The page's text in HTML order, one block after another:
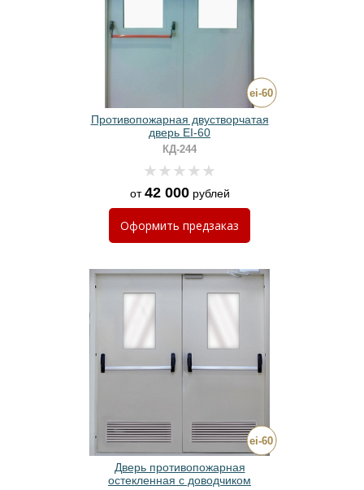
Противопожарная двустворчатая
дверь EI-60
КД-244
от42 000рублей
Оформить предзаказ
Дверь противопожарная
остекленная с доводчиком